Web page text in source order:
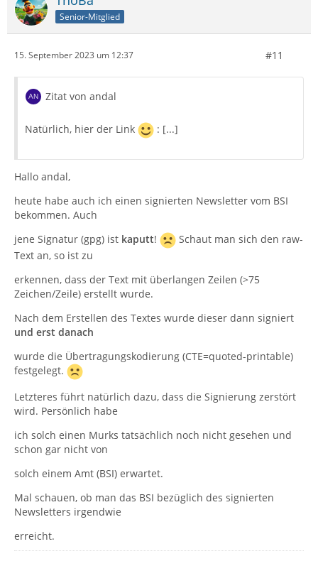
Senior-Mitglied
15. September 2023 um 12:37 #11
Zitat von andal
Natürlich, hier der Link : [...]
Hallo andal,
heute habe auch ich einen signierten Newsletter vom BSI
bekommen. Auch
jene Signatur (gpg) ist kaputt!
Schaut man sich den raw-
Text an, so ist zu
erkennen, dass der Text mit überlangen Zeilen (>75
Zeichen/Zeile) erstellt wurde.
Nach dem Erstellen des Textes wurde dieser dann signiert
und erst danach
wurde die Übertragungskodierung (CTE=quoted-printable)
festgelegt.
Letzteres führt natürlich dazu, dass die Signierung zerstört
wird. Persönlich habe
ich solch einen Murks tatsächlich noch nicht gesehen und
schon gar nicht von
solch einem Amt (BSI) erwartet.
Mal schauen, ob man das BSI bezüglich des signierten
Newsletters irgendwie
erreicht.